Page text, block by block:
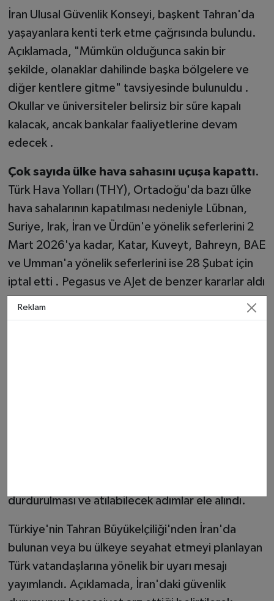
İran Ulusal Güvenlik Konseyi, başkent Tahran'da
yaşayanlara kenti terk etme çağrısında bulundu.
Açıklamada, "Mümkün olduğunca sakin bir
şekilde, olanaklar dahilinde başka bölgelere ve
diğer kentlere gitme" tavsiyesinde bulunuldu .
Okullar ve üniversiteler belirsiz bir süre kapalı
kalacak, ancak bankalar faaliyetlerine devam
edecek .
Çok sayıda ülke hava sahasını uçuşa kapattı.
Türk Hava Yolları (THY), Ortadoğu'da bazı ülke
hava sahalarının kapatılması nedeniyle Lübnan,
Suriye, Irak, İran ve Ürdün'e yönelik seferlerini 2
Mart 2026'ya kadar, Katar, Kuveyt, Bahreyn, BAE
ve Umman'a yönelik seferlerini ise 28 Şubat için
iptal etti . Pegasus ve AJet de benzer kararlar aldı
durdurulması ve atılabilecek adımlar ele alındı.
Türkiye'nin Tahran Büyükelçiliği'nden İran'da
bulunan veya bu ülkeye seyahat etmeyi planlayan
Türk vatandaşlarına yönelik bir uyarı mesajı
yayımlandı. Açıklamada, İran'daki güvenlik
Reklam